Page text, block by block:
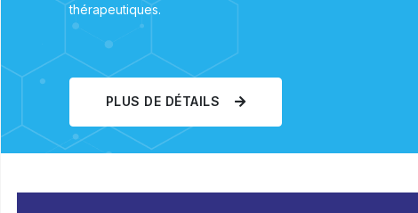
thérapeutiques.
PLUS DE DÉTAILS